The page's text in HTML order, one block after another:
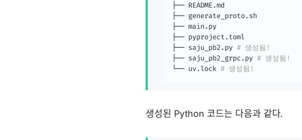
├── README.md
├── generate_proto.sh
├── main.py
├── pyproject.toml
├── saju_pb2.py # 생성됨!
├── saju_pb2_grpc.py # 생성됨!
└── uv.lock # 생성됨!
생성된 Python 코드는 다음과 같다.